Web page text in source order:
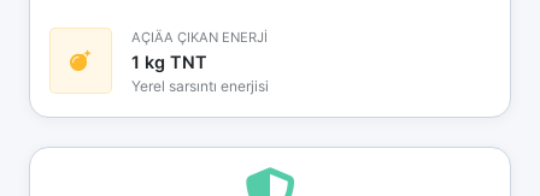
AÇIÄA ÇIKAN ENERJİ
1 kg TNT
Yerel sarsıntı enerjisi